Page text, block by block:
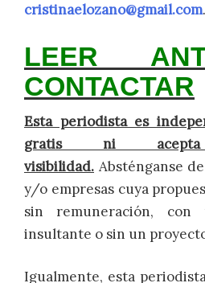
cristinaelozano@gmail.com.
LEER
CONTACTAR
Esta periodista es
gratis ni
visibilidad. Absténganse
y/o empresas cuya
sin remuneración, con
insultante o sin un
Igualmente, esta